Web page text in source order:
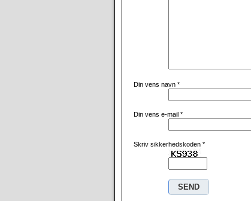
Din vens navn *
Din vens e-mail *
Skriv sikkerhedskoden *